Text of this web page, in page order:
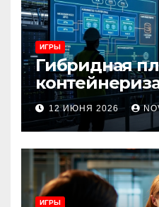
ИГРЫ
Гибридная
архитектура,
и сценарии
12 ИЮНЯ 2026
ИГРЫ